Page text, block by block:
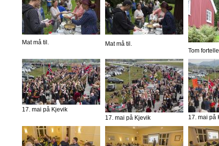
Mat må til.
Mat må til.
Tom
17. mai på Kjevik
17. mai på Kjevik
17. mai på